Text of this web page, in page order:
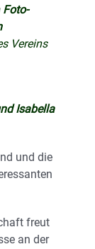
Foto-
Vereins
Isabella
und die
freut
an der